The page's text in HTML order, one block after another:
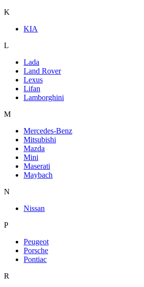
K
KIA
L
Lada
Land Rover
Lexus
Lifan
Lamborghini
M
Mercedes-Benz
Mitsubishi
Mazda
Mini
Maserati
Maybach
N
Nissan
P
Peugeot
Porsche
Pontiac
R